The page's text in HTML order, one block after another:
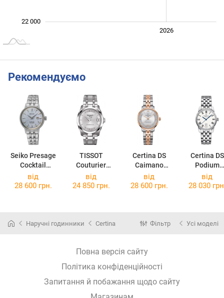
22 000
2026
Рекомендуємо
Seiko Presage
Cocktail
SRE007J1
TISSOT
Couturier
Powermatic 80
Lady
Certina DS
Caimano
C035.207.22.0
37.01
Certina DS
Podium
13.00
від
28 600 грн.
від
24 850 грн.
від
28 600 грн.
від
28 030
Наручні годинники Certina Фільтр Усі моделі
Повна версія сайту
Політика конфіденційності
Запитання й побажання щодо сайту